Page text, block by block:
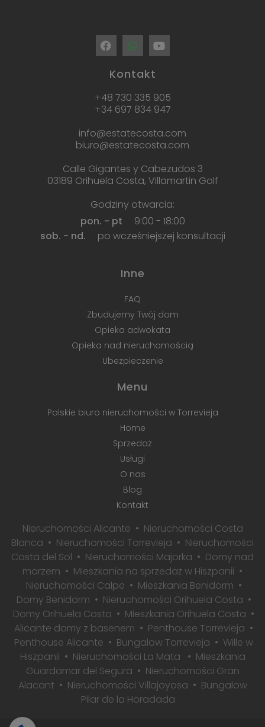
Kontakt
+48 730 335 905
+34 697 834 947
info@estatecosta.com
biuro@estatecosta.com
Calle Gigantes y Cabezudos 3
03189 Orihuela Costa, Villamartin Golf
Godziny otwarcia:
pon. - pt
9:00 - 18:00
sob. - nd.
po wcześniejszej konsultacji
Inne
FAQ
Zbudujemy Twój dom
Opieka adwokata
Opieka nad nieruchomością
Ubezpieczenie
Menu
Polskie biuro nieruchomości w Torrevieja
Home
Sprzedaż
Usługi
O nas
Blog
Kontakt
Nieruchomości Alicante
Nieruchomości Costa
Blanca
Nieruchomości Torrevieja
Nieruchomości
Costa del Sol
Nieruchomości Majorka
Domy nad
morzem
Mieszkania na sprzedaż w Hiszpanii
Nieruchomości Calpe
Mieszkania Benidorm
Domy Benidorm
Nieruchomości Orihuela Costa
Domy Orihuela Costa
Mieszkania Orihuela Costa
Alicante domy z basenem
Penthouse Torrevieja
Penthouse Alicante
Bungalow Torrevieja
Wille w
Hiszpanii
Nieruchomości La Mata
Mieszkania
Guardamar del Segura
Nieruchomości Gran
Alacant
Nieruchomości Villajoyosa
Bungalow
Pilar de la Horadada